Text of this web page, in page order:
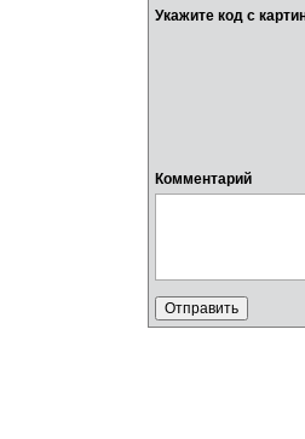
Укажите код с
Комментарий